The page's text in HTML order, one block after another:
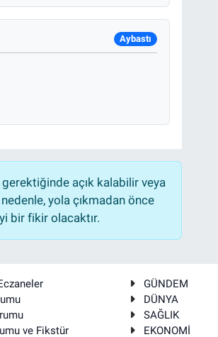
Aybastı
açık kalabilir veya
yola çıkmadan önce
bir fikir olacaktır.
ve Fikstür
GÜNDEM
DÜNYA
SAĞLIK
EKONOMİ